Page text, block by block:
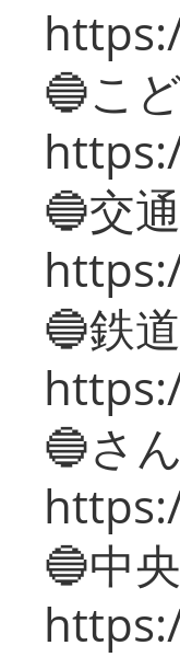
🔵こ
🔵交
🔵鉄
🔵さ
🔵中